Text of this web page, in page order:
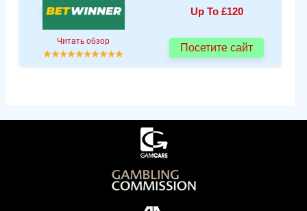
Up To £120
Читать обзор
Посетите сайт